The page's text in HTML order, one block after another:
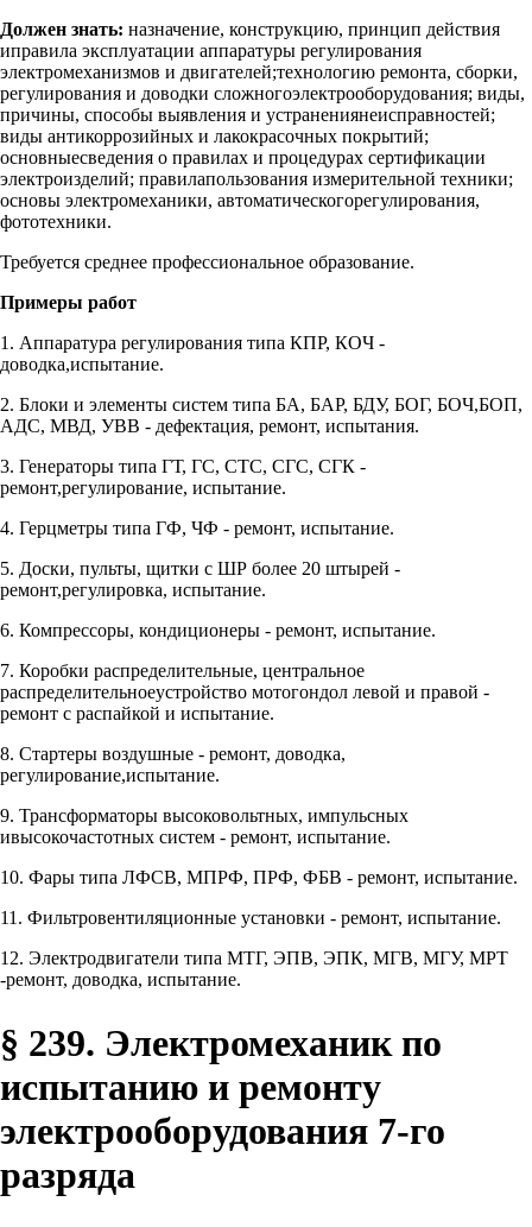
Должен знать: назначение, конструкцию, принцип действия
иправила эксплуатации аппаратуры регулирования
электромеханизмов и двигателей;технологию ремонта, сборки,
регулирования и доводки сложногоэлектрооборудования; виды,
причины, способы выявления и устранениянеисправностей;
виды антикоррозийных и лакокрасочных покрытий;
основныесведения о правилах и процедурах сертификации
электроизделий; правилапользования измерительной техники;
основы электромеханики, автоматическогорегулирования,
фототехники.
Требуется среднее профессиональное образование.
Примеры работ
1. Аппаратура регулирования типа КПР, КОЧ -
доводка,испытание.
2. Блоки и элементы систем типа БА, БАР, БДУ, БОГ, БОЧ,БОП,
АДС, МВД, УВВ - дефектация, ремонт, испытания.
3. Генераторы типа ГТ, ГС, СТС, СГС, СГК -
ремонт,регулирование, испытание.
4. Герцметры типа ГФ, ЧФ - ремонт, испытание.
5. Доски, пульты, щитки с ШР более 20 штырей -
ремонт,регулировка, испытание.
6. Компрессоры, кондиционеры - ремонт, испытание.
7. Коробки распределительные, центральное
распределительноеустройство мотогондол левой и правой -
ремонт с распайкой и испытание.
8. Стартеры воздушные - ремонт, доводка,
регулирование,испытание.
9. Трансформаторы высоковольтных, импульсных
ивысокочастотных систем - ремонт, испытание.
10. Фары типа ЛФСВ, МПРФ, ПРФ, ФБВ - ремонт, испытание.
11. Фильтровентиляционные установки - ремонт, испытание.
12. Электродвигатели типа МТГ, ЭПВ, ЭПК, МГВ, МГУ, МРТ
-ремонт, доводка, испытание.
§ 239. Электромеханик по
испытанию и ремонту
электрооборудования 7-го
разряда